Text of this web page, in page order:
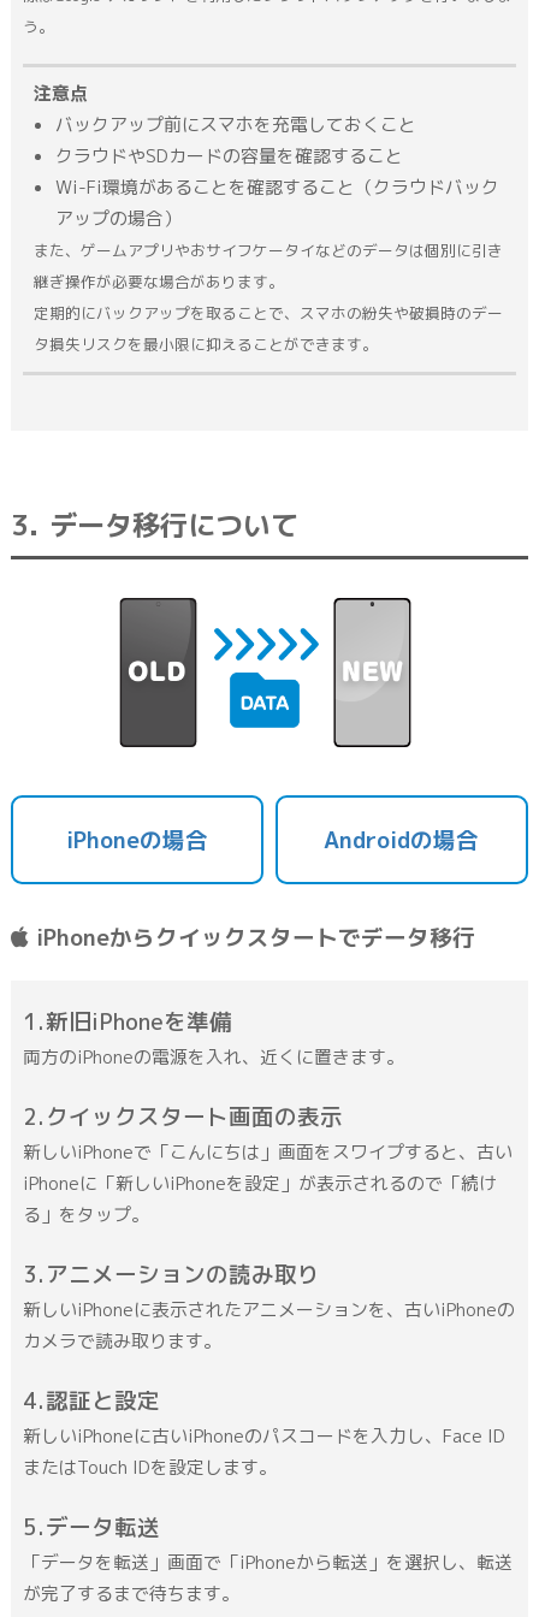
う。
注意点
バックアップ前にスマホを充電しておくこと
クラウドやSDカードの容量を確認すること
Wi-Fi環境があることを確認すること（クラウドバック
アップの場合）
また、ゲームアプリやおサイフケータイなどのデータは個別に引き
継ぎ操作が必要な場合があります。
定期的にバックアップを取ることで、スマホの紛失や破損時のデー
タ損失リスクを最小限に抑えることができます。
データ移行について
iPhoneの場合 Androidの場合
iPhoneからクイックスタートでデータ移行
新旧iPhoneを準備
両方のiPhoneの電源を入れ、近くに置きます。
クイックスタート画面の表示
新しいiPhoneで「こんにちは」画面をスワイプすると、古い
iPhoneに「新しいiPhoneを設定」が表示されるので「続け
る」をタップ。
アニメーションの読み取り
新しいiPhoneに表示されたアニメーションを、古いiPhoneの
カメラで読み取ります。
認証と設定
新しいiPhoneに古いiPhoneのパスコードを入力し、Face ID
またはTouch IDを設定します。
データ転送
「データを転送」画面で「iPhoneから転送」を選択し、転送
が完了するまで待ちます。